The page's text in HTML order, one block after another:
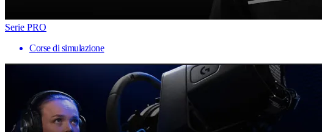
Serie PRO
Corse di simulazione